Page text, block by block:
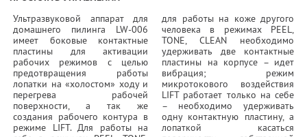
Ультразвуковой аппарат для
домашнего пилинга LW-006
имеет боковые контактные
пластины для активации
рабочих режимов с целью
предотвращения работы
лопатки на «холостом» ходу и
перегрева рабочей
поверхности, а так же
создания рабочего контура в
режиме LIFT. Для работы на
для работы на коже другого
человека в режимах PEEL,
TONE, CLEAN необходимо
удерживать две контактные
пластины на корпусе – идет
вибрация; режим
микротокового воздействия
LIFT работает только на себе
– необходимо удерживать
одну контактную пластину, а
лопаткой касаться